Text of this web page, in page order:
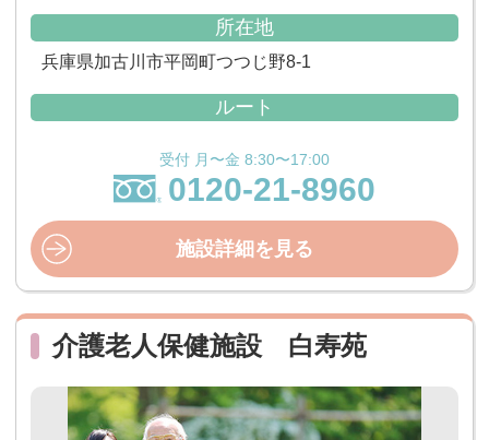
所在地
兵庫県加古川市平岡町つつじ野8-1
ルート
受付 月〜金 8:30〜17:00
0120-21-8960
施設詳細を見る
介護老人保健施設 白寿苑